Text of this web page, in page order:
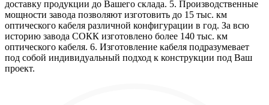
доставку продукции до Вашего склада. 5. Производственные
мощности завода позволяют изготовить до 15 тыс. км
оптического кабеля различной конфигурации в год. За всю
историю завода СОКК изготовлено более 140 тыс. км
оптического кабеля. 6. Изготовление кабеля подразумевает
под собой индивидуальный подход к конструкции под Ваш
проект.